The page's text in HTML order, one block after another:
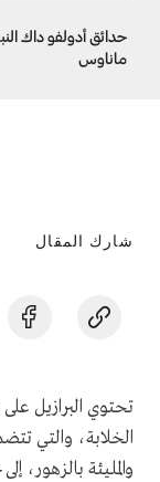
ماناوس
شارك المقال
تحتوي البرازيل على
الخلابة، والتي
والمليئة بالزهور،